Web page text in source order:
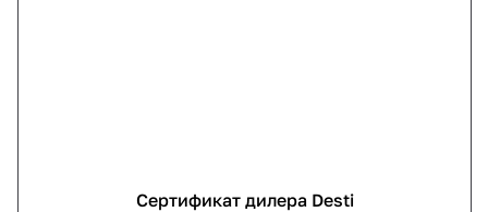
Сертификат дилера Desti